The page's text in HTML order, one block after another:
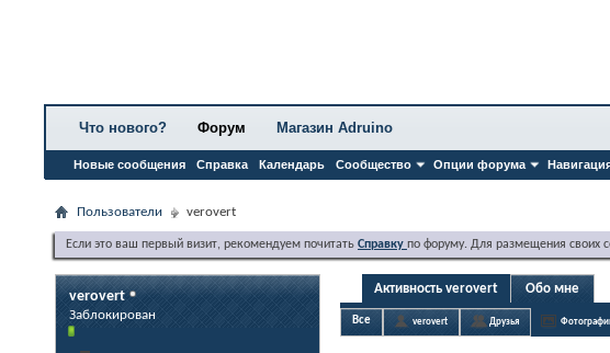
Что нового? Форум
Новые сообщения Справка Календарь Сообщество Опции форума
Магазин Adruino
Пользователи verovert
Если это ваш первый визит, рекомендуем почитать Справку по форуму. Для размещения своих
verovert
Заблокирован
Активность verovert Обо мне
Все verovert Друзья